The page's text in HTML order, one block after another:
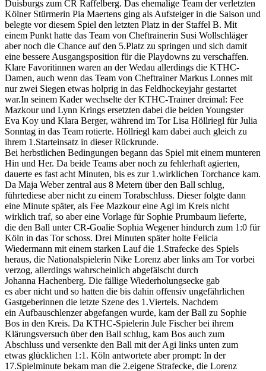
Duisburgs zum CR Raffelberg. Das ehemalige Team der verletzten
Kölner Stürmerin Pia Maertens ging als Aufsteiger in die Saison und
belegte vor diesem Spiel den letzten Platz in der Staffel B. Mit
einem Punkt hatte das Team von Cheftrainerin Susi Wollschläger
aber noch die Chance auf den 5.Platz zu springen und sich damit
eine bessere Ausgangsposition für die Playdowns zu verschaffen.
Klare Favoritinnen waren an der Wedau allerdings die KTHC-
Damen, auch wenn das Team von Cheftrainer Markus Lonnes mit
nur zwei Siegen etwas holprig in das Feldhockeyjahr gestartet
war.In seinem Kader wechselte der KTHC-Trainer dreimal: Fee
Mazkour und Lynn Krings ersetzten dabei die beiden Youngster
Eva Koy und Klara Berger, während im Tor Lisa Höllriegl für Julia
Sonntag in das Team rotierte. Höllriegl kam dabei auch gleich zu
ihrem 1.Starteinsatz in dieser Rückrunde.
Bei herbstlichen Bedingungen begann das Spiel mit einem munteren
Hin und Her. Da beide Teams aber noch zu fehlerhaft agierten,
dauerte es fast acht Minuten, bis es zur 1.wirklichen Torchance kam.
Da Maja Weber zentral aus 8 Metern über den Ball schlug,
führtediese aber nicht zu einem Torabschluss. Dieser folgte dann
eine Minute später, als Fee Mazkour eine Agi im Kreis nicht
wirklich traf, so aber eine Vorlage für Sophie Prumbaum lieferte,
die den Ball unter CR-Goalie Sophia Wegener hindurch zum 1:0 für
Köln in das Tor schoss. Drei Minuten später holte Felicia
Wiedermann mit einem starken Lauf die 1.Strafecke des Spiels
heraus, die Nationalspielerin Nike Lorenz aber links am Tor vorbei
verzog, allerdings wahrscheinlich abgefälscht durch
Johanna Hachenberg. Die fällige Wiederholungsecke gab
es aber nicht und so hatten die bis dahin offensiv ungefährlichen
Gastgeberinnen die letzte Szene des 1.Viertels. Nachdem
ein Aufbauschlenzer abgefangen wurde, kam der Ball zu Sophie
Bos in den Kreis. Da KTHC-Spielerin Jule Fischer bei ihrem
Klärungsversuch über den Ball schlug, kam Bos auch zum
Abschluss und versenkte den Ball mit der Agi links unten zum
etwas glücklichen 1:1. Köln antwortete aber prompt: In der
17.Spielminute bekam man die 2.eigene Strafecke, die Lorenz